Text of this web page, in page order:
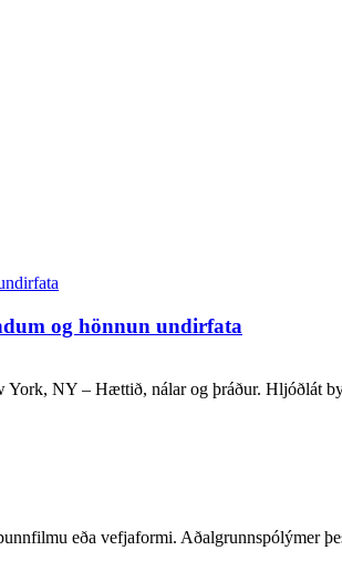
og hönnun undirfata
NY – Hættið, nálar og þráður. Hljóðlát
eða vefjaformi. Aðalgrunnspólýmer